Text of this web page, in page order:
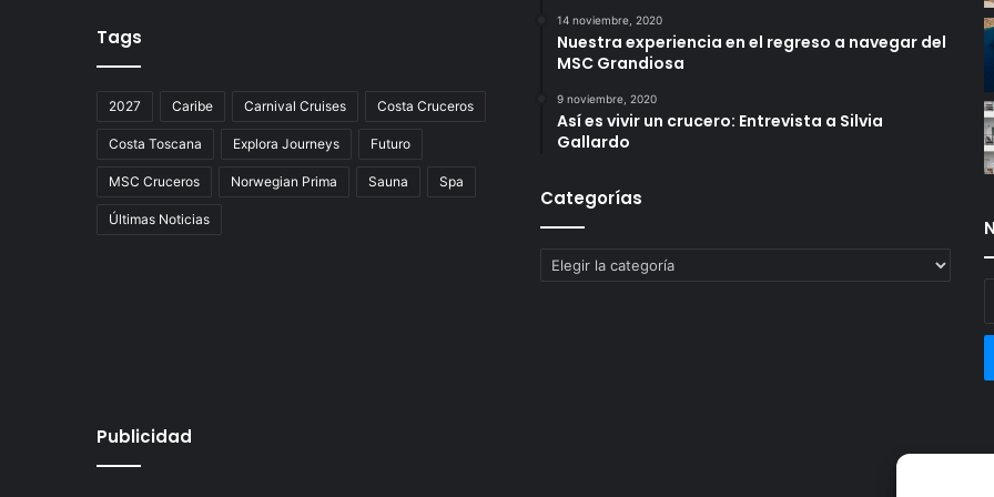
Tags
2027 Caribe Carnival Cruises Costa Cruceros
Costa Toscana Explora Journeys Futuro
MSC Cruceros Norwegian Prima Sauna Spa
Últimas Noticias
14 noviembre, 2020
Nuestra experiencia en el regreso a navegar del
MSC Grandiosa
9 noviembre, 2020
Así es vivir un crucero: Entrevista a Silvia
Gallardo
Categorías
Categorías
Publicidad